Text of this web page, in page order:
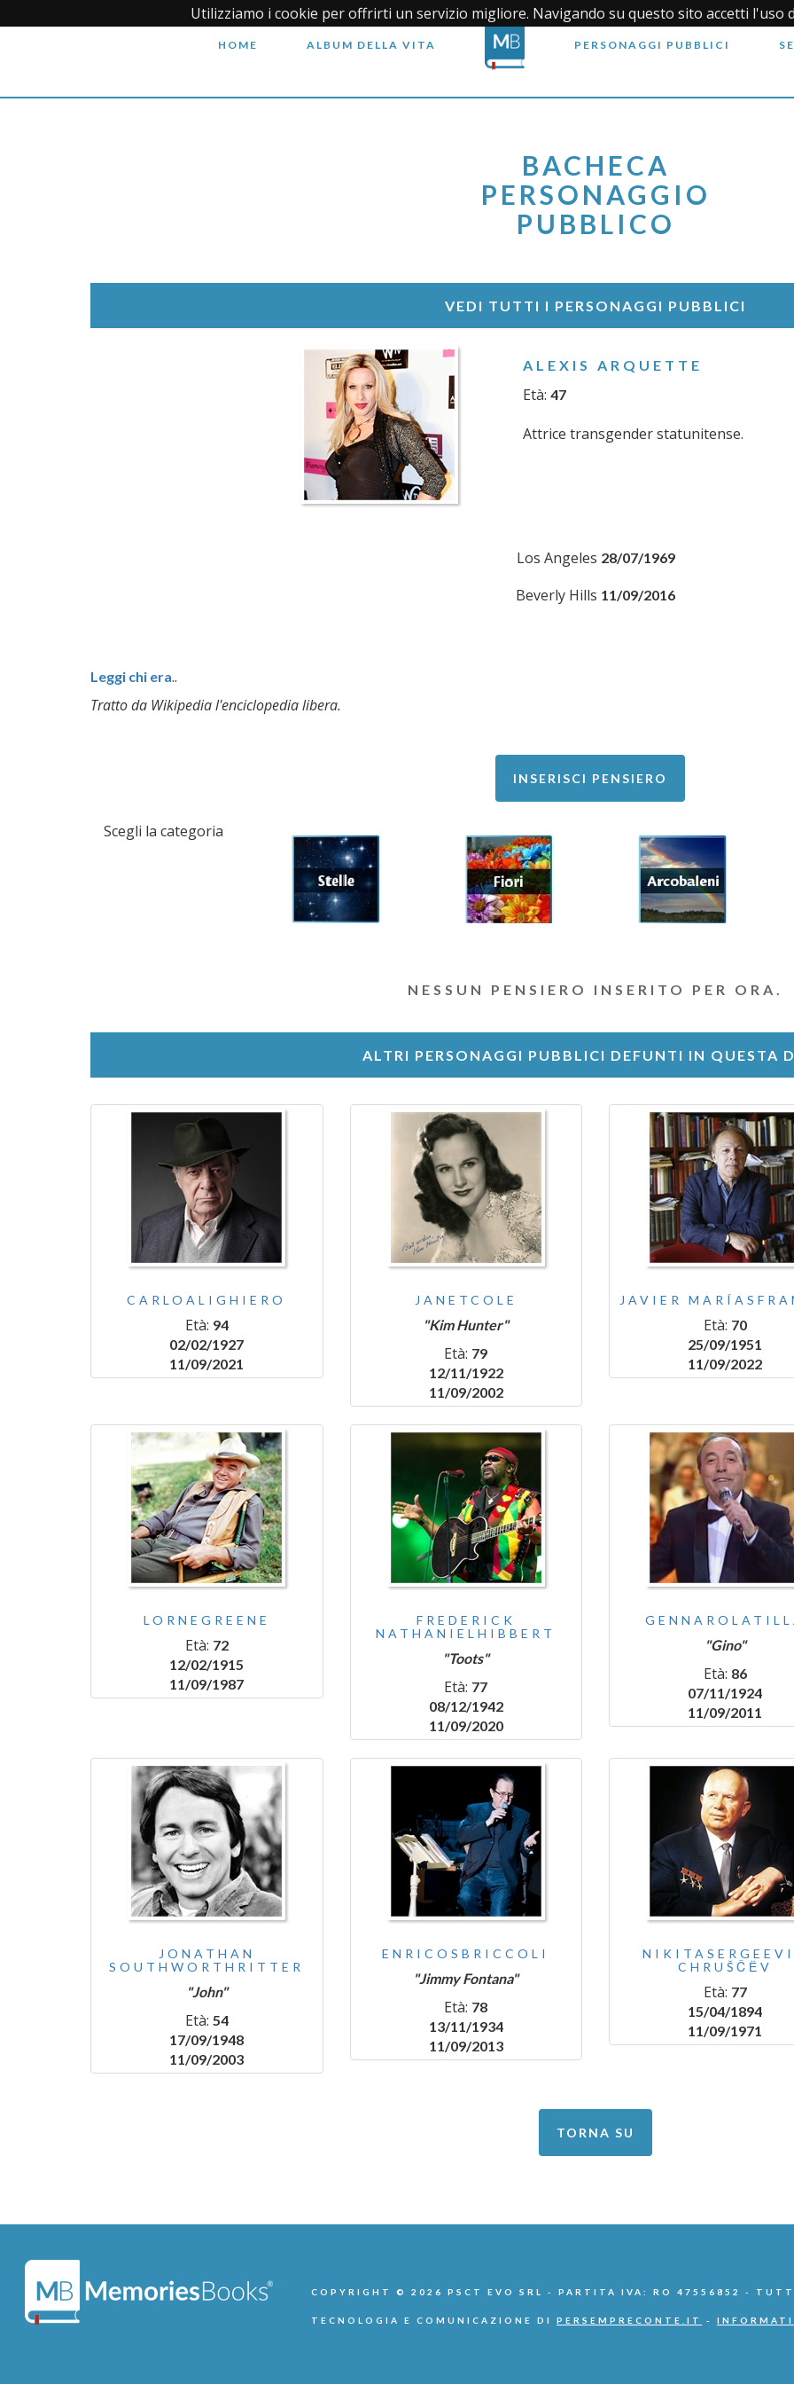
Utilizziamo i cookie per offrirti un servizio migliore. Navigando su questo sito accetti l'uso
HOME ALBUM DELLA VITA PERSONAGGI PUBBLICI
BACHECA
PERSONAGGIO
PUBBLICO
VEDI TUTTI I PERSONAGGI PUBBLICI
ALEXIS ARQUETTE
Età: 47
Attrice transgender statunitense.
Los Angeles 28/07/1969
Beverly Hills 11/09/2016
Leggi chi era..
Tratto da Wikipedia l'enciclopedia libera.
INSERISCI PENSIERO
Scegli la categoria
NESSUN PENSIERO INSERITO PER ORA.
ALTRI PERSONAGGI PUBBLICI DEFUNTI IN QUESTA
CARLOALIGHIERO
Età: 94
02/02/1927
11/09/2021
JANETCOLE
"Kim Hunter"
Età: 79
12/11/1922
11/09/2002
JAVIER
Età: 70
25/09/1951
11/09/2022
LORNEGREENE
Età: 72
12/02/1915
11/09/1987
FREDERICK
NATHANIELHIBBERT
"Toots"
Età: 77
08/12/1942
11/09/2020
"Gino"
Età: 86
07/11/1924
11/09/2011
JONATHAN
SOUTHWORTHRITTER
"John"
Età: 54
17/09/1948
11/09/2003
ENRICOSBRICCOLI
"Jimmy Fontana"
Età: 78
13/11/1934
11/09/2013
CHRUŠČЁV
Età: 77
15/04/1894
11/09/1971
TORNA SU
COPYRIGHT © 2026 PSCT EVO SRL - PARTITA IVA: RO 47556852 -
TECNOLOGIA E COMUNICAZIONE DI PERSEMPRECONTE.IT -